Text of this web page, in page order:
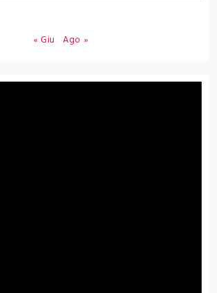
« Giu Ago »